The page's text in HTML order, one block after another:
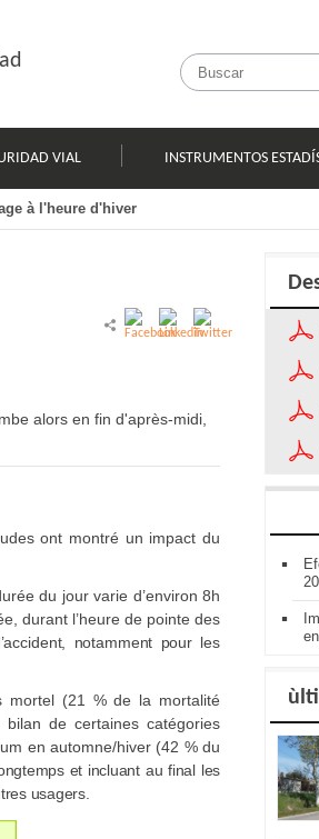
VIAL INSTRUMENTOS
à l'heure d'hiver
alors en fin d'après-midi,
ont montré un impact du
du jour varie d’environ 8h
durant l’heure de pointe des
notamment pour les
mortel (21 % de la mortalité
de certaines catégories
en automne/hiver (42 % du
et incluant au final les
usagers.